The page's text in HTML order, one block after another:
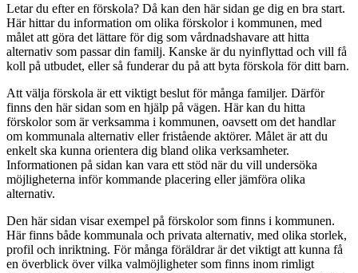
Letar du efter en förskola? Då kan den här sidan ge dig en bra start.
Här hittar du information om olika förskolor i kommunen, med
målet att göra det lättare för dig som vårdnadshavare att hitta
alternativ som passar din familj. Kanske är du nyinflyttad och vill få
koll på utbudet, eller så funderar du på att byta förskola för ditt barn.
Att välja förskola är ett viktigt beslut för många familjer. Därför
finns den här sidan som en hjälp på vägen. Här kan du hitta
förskolor som är verksamma i kommunen, oavsett om det handlar
om kommunala alternativ eller fristående aktörer. Målet är att du
enkelt ska kunna orientera dig bland olika verksamheter.
Informationen på sidan kan vara ett stöd när du vill undersöka
möjligheterna inför kommande placering eller jämföra olika
alternativ.
Den här sidan visar exempel på förskolor som finns i kommunen.
Här finns både kommunala och privata alternativ, med olika storlek,
profil och inriktning. För många föräldrar är det viktigt att kunna få
en överblick över vilka valmöjligheter som finns inom rimligt